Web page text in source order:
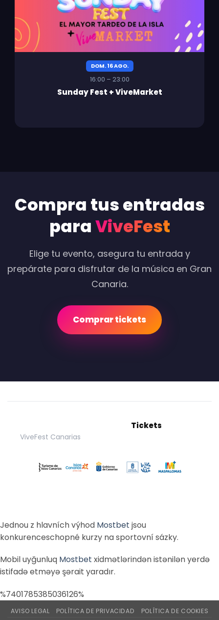
DOM. 16 AGO.
16:00 – 23:00
Sunday Fest + ViveMarket
Compra tus entradas
paraViveFest
Elige tu evento, asegura tu entrada y
prepárate para disfrutar de la música en Gran
Canaria.
Comprar tickets
Tickets
ViveFest Canarias
Jednou z hlavních výhod Mostbet jsou
konkurenceschopné kurzy na sportovní sázky.
Mobil uyğunluq Mostbet xidmətlərindən istənilən yerdə
istifadə etməyə şərait yaradır.
%7401785385036126%
AVISO LEGAL POLÍTICA DE PRIVACIDAD POLÍTICA DE COOKIES